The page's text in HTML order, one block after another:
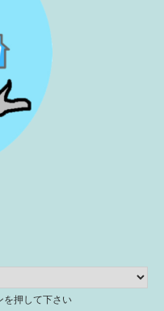
を押して下さい